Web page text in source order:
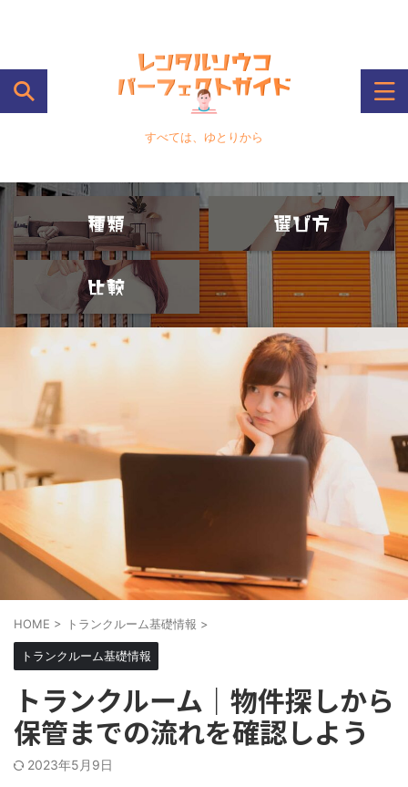
すべては、ゆとりから
HOME > トランクルーム基礎情報 >
トランクルーム基礎情報
トランクルーム｜物件探しから
保管までの流れを確認しよう
2023年5月9日